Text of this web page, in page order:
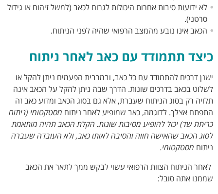
לא ידועות סיבות אחרות היכולות לגרום לכאב (למשל זיהום או גידול
סרטני).
הכאב אינו נובע מהמצב הרפואי שהיה לפני הניתוח.
כיצד תתמודד עם כאב לאחר ניתוח
ישנן דרכים להתמודד עם כל כאב, ובמרבית הפעמים ניתן להקל או
לשלוט בכאב בדרכים שונות. הדרך שבה ניתן להקל על הכאב אינה
תלויה רק בסוג הניתוח שעברת, אלא גם בסוג הכאב ומדוע כאב זה
התפתח אצלך. לדוגמה, כאב שמופיע לאחר ניתוח מסטקטומי (ניתוח
כריתת שד) יכול להופיע מסיבות שונות. הקלת הכאב תהיה מותאמת
לסוג הכאב שהאישה חווה והסיבה לאותו כאב, ולא העובדה שעברה
ניתוח מסטקטומי.
לאחר הניתוח הצוות הרפואי עשוי לבקש ממך לתאר את הכאב
שממנו אתה סובל: